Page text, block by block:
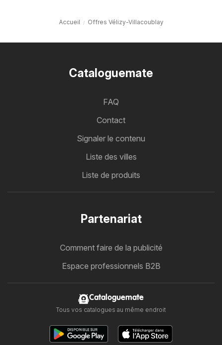
Accueil Offres Vélizy-Villacoublay
Cataloguemate
FAQ
Contact
Signaler le contenu
Liste des villes
Liste de produits
Partenariat
Comment faire de la publicité
Espace professionnels B2B
Cataloguemate
Tous vos catalogues au même endroit